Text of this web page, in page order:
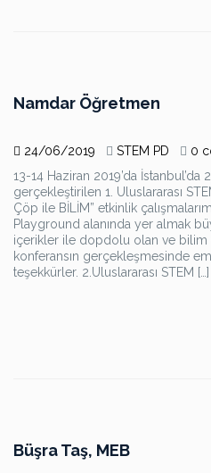
Namdar Öğretmen
24/06/2019 STEM PD
0
13-14 Haziran 2019’da İstanbul’da
gerçekleştirilen 1. Uluslararası
Çöp ile BİLİM” etkinlik
Playground alanında yer almak
içerikler ile dopdolu olan ve bilim
konferansın gerçekleşmesinde
teşekkürler. 2.Uluslararası STEM […]
Büşra Taş, MEB